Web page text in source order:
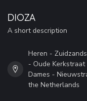
DIOZA
A short description
Heren -
- Oude Kerkstraat
Dames -
the Netherlands